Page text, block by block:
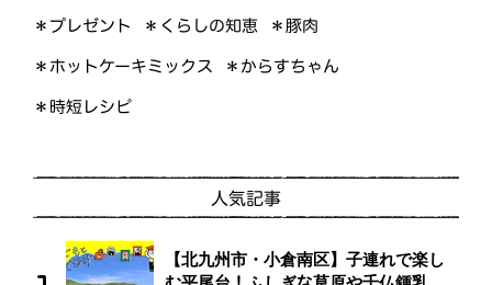
＊プレゼント ＊くらしの知恵 ＊豚肉
＊ホットケーキミックス ＊からすちゃん
＊時短レシピ
人気記事
【北九州市・小倉南区】子連れで楽し